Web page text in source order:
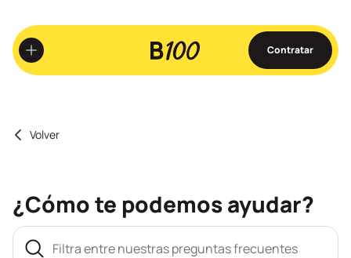
Ir
al
contenido
principal
Contratar
Volver
¿Cómo te podemos ayudar?
Filtra entre nuestras preguntas frecuentes